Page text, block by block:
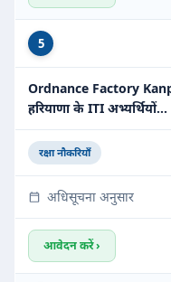
5
Ordnance Factory
हरियाणा के ITI अभ्यर्थियों…
रक्षा नौकरियाँ
अधिसूचना अनुसार
आवेदन करें ›